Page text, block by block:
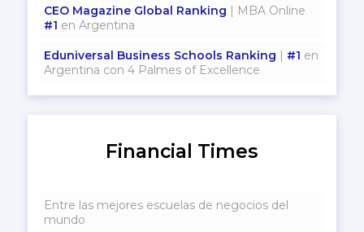
CEO Magazine Global Ranking | MBA Online
#1 en Argentina
Eduniversal Business Schools Ranking #1 en
Argentina con 4 Palmes of Excellence
Financial Times
Entre las mejores escuelas de negocios del
mundo